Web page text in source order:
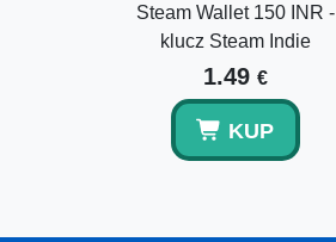
Steam Wallet 150 INR -
klucz Steam Indie
1.49 €
KUP